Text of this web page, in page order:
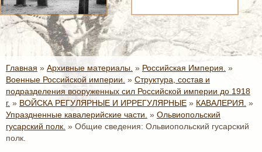
Главная » Архивные материалы. » Российская Империя. »
Военные Российской империи. » Структура, состав и
подразделения вооруженных сил Российской империи до 1918
г. » ВОЙСКА РЕГУЛЯРНЫЕ И ИРРЕГУЛЯРНЫЕ » КАВАЛЕРИЯ. »
Упраздненные кавалерийские части. » Ольвиопольский
гусарский полк. » Общие сведения: Ольвиопольский гусарский
полк.